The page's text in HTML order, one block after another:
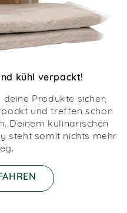
kühl verpackt!
deine Produkte sicher,
und treffen schon
Deinem kulinarischen
steht somit nichts mehr